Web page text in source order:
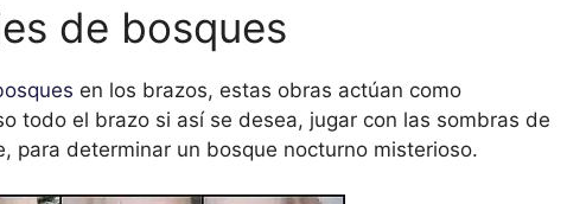
de bosques
en los brazos, estas obras actúan como
todo el brazo si así se desea, jugar con las sombras de
para determinar un bosque nocturno misterioso.